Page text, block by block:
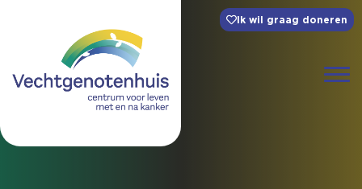
Ik wil graag doneren